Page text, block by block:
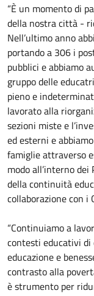
“È un momento di
della nostra città -
Nell’ultimo anno
portando a 306 i
pubblici e abbiamo
gruppo delle
pieno e
lavorato alla
sezioni miste e
ed esterni e
famiglie attraverso
modo all’interno
della continuità
collaborazione con i
“Continuiamo a
contesti educativi
educazione e
contrasto alla
è strumento per